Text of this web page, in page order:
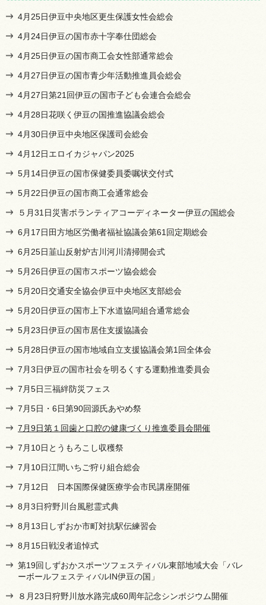
4月25日伊豆中央地区更生保護女性会総会
4月24日伊豆の国市赤十字奉仕団総会
4月25日伊豆の国市商工会女性部通常総会
4月27日伊豆の国市青少年活動推進員会総会
4月27日第21回伊豆の国市子ども会連合会総会
4月28日花咲く伊豆の国推進協議会総会
4月30日伊豆中央地区保護司会総会
4月12日エロイカジャパン2025
5月14日伊豆の国市保健委員委嘱状交付式
5月22日伊豆の国市商工会通常総会
５月31日災害ボランティアコーディネーター伊豆の国総会
6月17日田方地区労働者福祉協議会第61回定期総会
6月25日韮山反射炉古川河川清掃開会式
5月26日伊豆の国市スポーツ協会総会
5月20日交通安全協会伊豆中央地区支部総会
5月20日伊豆の国市上下水道協同組合通常総会
5月23日伊豆の国市居住支援協議会
5月28日伊豆の国市地域自立支援協議会第1回全体会
7月3日伊豆の国市社会を明るくする運動推進委員会
7月5日三福絆防災フェス
7月5日・6日第90回源氏あやめ祭
7月9日第１回歯と口腔の健康づくり推進委員会開催
7月10日とうもろこし収穫祭
7月10日江間いちご狩り組合総会
7月12日 日本国際保健医療学会市民講座開催
8月3日狩野川台風慰霊式典
8月13日しずおか市町対抗駅伝練習会
8月15日戦没者追悼式
第19回しずおかスポーツフェスティバル東部地域大会「バレ
ーボールフェスティバルIN伊豆の国」
８月23日狩野川放水路完成60周年記念シンポジウム開催